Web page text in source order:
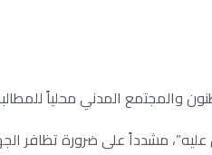
والمجتمع المدني محلياً
عليه”، مشدداً على ضرورة